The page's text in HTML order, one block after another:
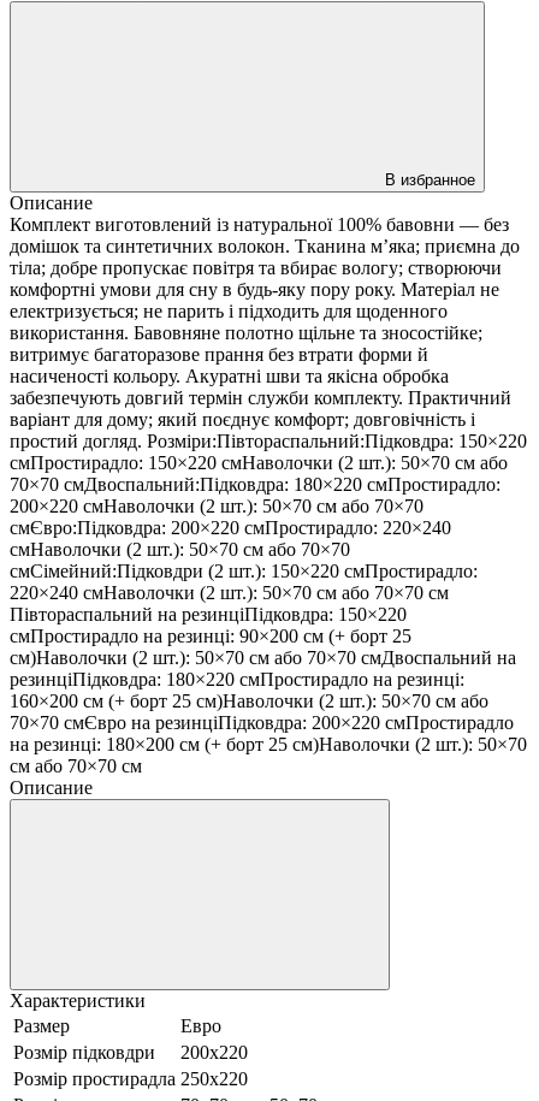
В избранное
Описание
Комплект виготовлений із натуральної 100% бавовни — без
домішок та синтетичних волокон. Тканина м’яка; приємна до
тіла; добре пропускає повітря та вбирає вологу; створюючи
комфортні умови для сну в будь-яку пору року. Матеріал не
електризується; не парить і підходить для щоденного
використання. Бавовняне полотно щільне та зносостійке;
витримує багаторазове прання без втрати форми й
насиченості кольору. Акуратні шви та якісна обробка
забезпечують довгий термін служби комплекту. Практичний
варіант для дому; який поєднує комфорт; довговічність і
простий догляд. Розміри:Півтораспальний:Підковдра: 150×220
смПростирадло: 150×220 смНаволочки (2 шт.): 50×70 см або
70×70 смДвоспальний:Підковдра: 180×220 смПростирадло:
200×220 смНаволочки (2 шт.): 50×70 см або 70×70
смЄвро:Підковдра: 200×220 смПростирадло: 220×240
смНаволочки (2 шт.): 50×70 см або 70×70
смСімейний:Підковдри (2 шт.): 150×220 смПростирадло:
220×240 смНаволочки (2 шт.): 50×70 см або 70×70 см
Півтораспальний на резинціПідковдра: 150×220
смПростирадло на резинці: 90×200 см (+ борт 25
см)Наволочки (2 шт.): 50×70 см або 70×70 смДвоспальний на
резинціПідковдра: 180×220 смПростирадло на резинці:
160×200 см (+ борт 25 см)Наволочки (2 шт.): 50×70 см або
70×70 смЄвро на резинціПідковдра: 200×220 смПростирадло
на резинці: 180×200 см (+ борт 25 см)Наволочки (2 шт.): 50×70
см або 70×70 см
Описание
Характеристики
Размер
Евро
Розмір підковдри
200х220
Розмір простирадла 250х220